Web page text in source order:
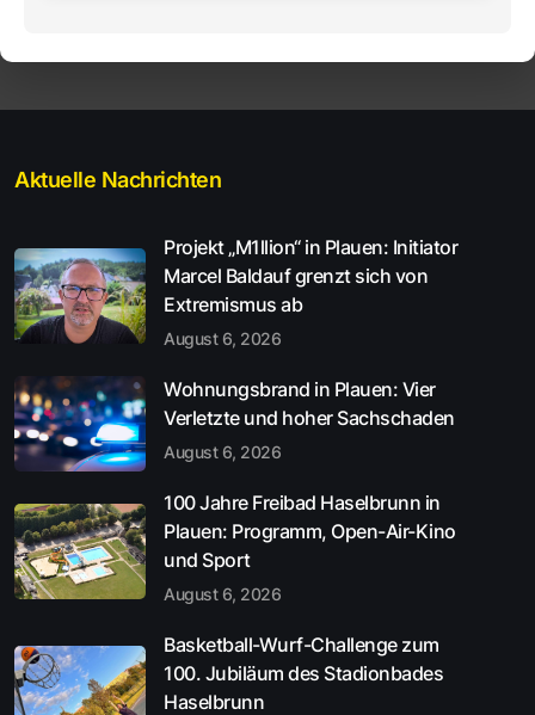
Aktuelle Nachrichten
Projekt „M1llion“ in Plauen: Initiator
Marcel Baldauf grenzt sich von
Extremismus ab
August 6, 2026
Wohnungsbrand in Plauen: Vier
Verletzte und hoher Sachschaden
August 6, 2026
100 Jahre Freibad Haselbrunn in
Plauen: Programm, Open-Air-Kino
und Sport
August 6, 2026
Basketball-Wurf-Challenge zum
100. Jubiläum des Stadionbades
Haselbrunn